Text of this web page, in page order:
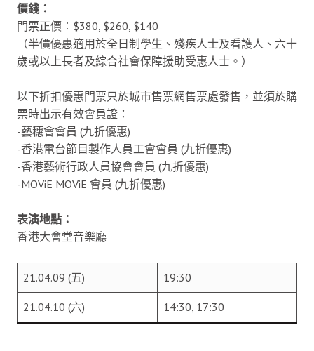
價錢：
門票正價︰$380, $260, $140
（半價優惠適用於全日制學生、殘疾人士及看護人、六十
歲或以上長者及綜合社會保障援助受惠人士。）
以下折扣優惠門票只於城市售票網售票處發售，並須於購
票時出示有效會員證：
-藝穗會會員 (九折優惠)
-香港電台節目製作人員工會會員 (九折優惠)
-香港藝術行政人員協會會員 (九折優惠)
-MOViE MOViE 會員 (九折優惠)
表演地點：
香港大會堂音樂廳
21.04.09 (五) 19:30
21.04.10 (六) 14:30, 17:30